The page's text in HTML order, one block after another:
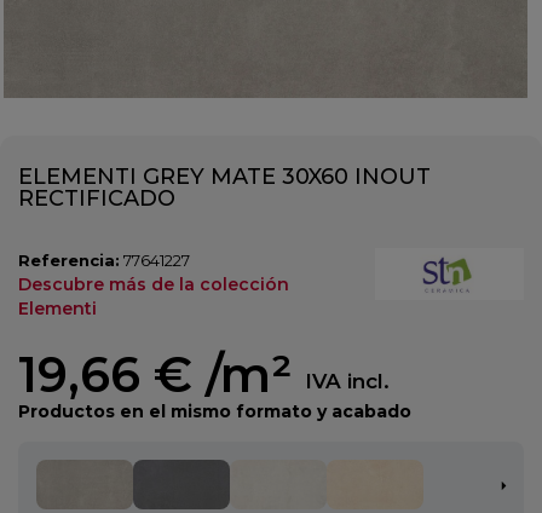
ELEMENTI GREY MATE 30X60 INOUT
RECTIFICADO
Referencia: 77641227
Descubre más de la colección
Elementi
19,66 € /m² IVA incl.
Productos en el mismo formato y acabado